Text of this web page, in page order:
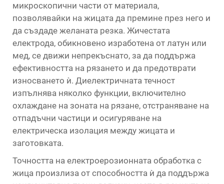
микроскопични части от материала,
позволявайки на жицата да премине през него и
да създаде желаната резка. Жичестата
електрода, обикновено изработена от латун или
мед, се движи непрекъснато, за да поддържа
ефективността на рязането и да предотврати
износването ѝ. Диелектричната течност
изпълнява няколко функции, включително
охлаждане на зоната на рязане, отстраняване на
отпадъчни частици и осигуряване на
електрическа изолация между жицата и
заготовката.
Точността на електроерозионната обработка с
жица произлиза от способността ѝ да поддържа